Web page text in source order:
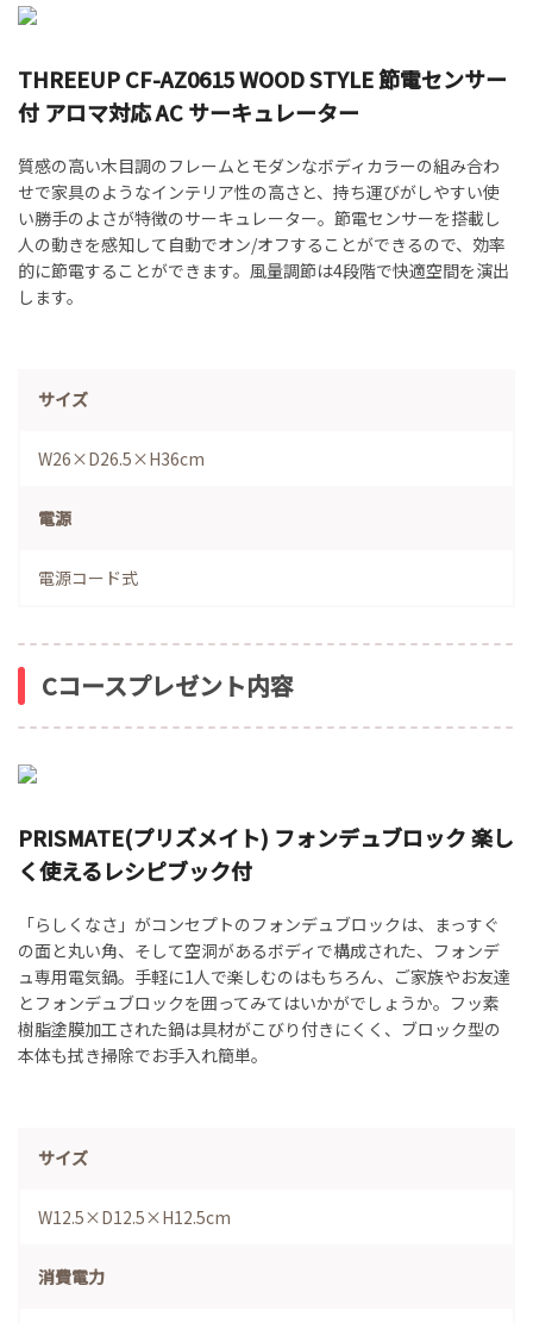
THREEUP CF-AZ0615 WOOD STYLE 節電センサー
付 アロマ対応 AC サーキュレーター
質感の高い木目調のフレームとモダンなボディカラーの組み合わ
せで家具のようなインテリア性の高さと、持ち運びがしやすい使
い勝手のよさが特徴のサーキュレーター。節電センサーを搭載し
人の動きを感知して自動でオン/オフすることができるので、効率
的に節電することができます。風量調節は4段階で快適空間を演出
します。
サイズ
W26×D26.5×H36cm
電源
電源コード式
Cコースプレゼント内容
PRISMATE(プリズメイト) フォンデュブロック 楽し
く使えるレシピブック付
「らしくなさ」がコンセプトのフォンデュブロックは、まっすぐ
の面と丸い角、そして空洞があるボディで構成された、フォンデ
ュ専用電気鍋。手軽に1人で楽しむのはもちろん、ご家族やお友達
とフォンデュブロックを囲ってみてはいかがでしょうか。フッ素
樹脂塗膜加工された鍋は具材がこびり付きにくく、ブロック型の
本体も拭き掃除でお手入れ簡単。
サイズ
W12.5×D12.5×H12.5cm
消費電力